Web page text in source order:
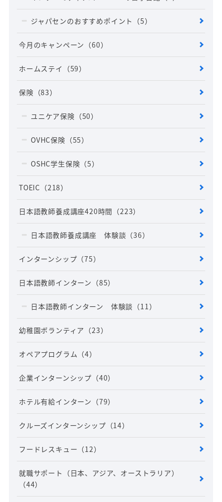
ジャパセンのおすすめポイント （5）
今月のキャンペーン （60）
ホームステイ （59）
保険 （83）
ユニケア保険 （50）
OVHC保険 （55）
OSHC学生保険 （5）
TOEIC （218）
日本語教師養成講座420時間 （223）
日本語教師養成講座 体験談 （36）
インターンシップ （75）
日本語教師インターン （85）
日本語教師インターン 体験談 （11）
幼稚園ボランティア （23）
オペアプログラム （4）
企業インターンシップ （40）
ホテル有給インターン （79）
クルーズインターンシップ （14）
フードレスキュー （12）
就職サポート（日本、アジア、オーストラリア）
（44）